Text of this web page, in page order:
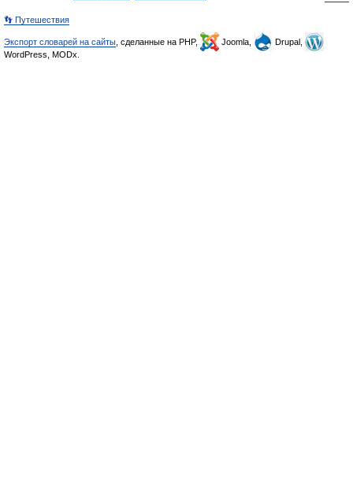
👣 Путешествия
Экспорт словарей на сайты , сделанные на PHP, Joomla,
Drupal,
WordPress, MODx.